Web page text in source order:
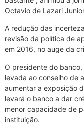
Octavio de Lazari
A redução das
revisão da política de
em 2016, no auge da
O presidente do
levada ao conselho de
aumentar a exposição
levará o banco a dar
menor capacidade de
instituição.